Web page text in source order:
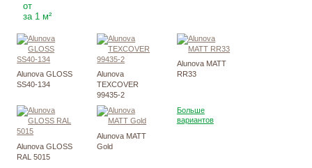
от
за 1 м²
Alunova GLOSS
SS40-134
Alunova
TEXCOVER
99435-2
Alunova MATT
RR33
Alunova GLOSS
RAL 5015
Alunova MATT
Gold
Больше
вариантов